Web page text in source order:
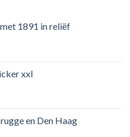
1891 in reliëf
xxl
en Den Haag